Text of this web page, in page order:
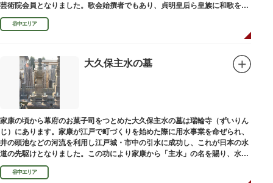
芸術院会員となりました。歌会始撰者でもあり、貞明皇后ら皇族に和歌を指
導しました。そのお墓は谷中霊園にあります。
谷中エリア
大久保主水の墓
家康の頃から幕府のお菓子司をつとめた大久保主水の墓は瑞輪寺（ずいりん
じ）にあります。家康が江戸で町づくりを始めた際に用水事業を命ぜられ、
井の頭池などの河流を利用し江戸城・市中の引水に成功し、これが日本の水
道の先駆けとなりました。この功により家康から「主水」の名を賜り、水は
濁らざるを尊しとして「もんと」と読むようになったといわれます。
谷中エリア